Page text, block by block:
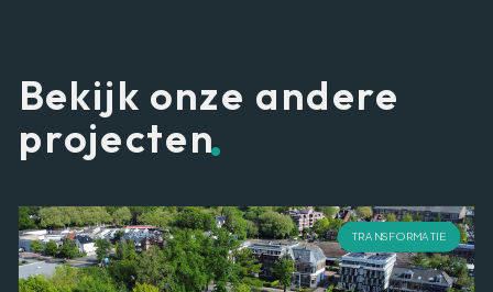
Bekijk onze andere
projecten.
TRANSFORMATIE